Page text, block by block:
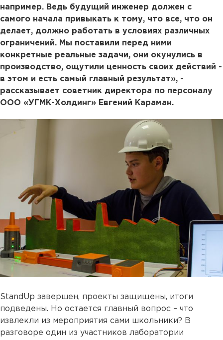
например. Ведь будущий инженер должен с
самого начала привыкать к тому, что все, что он
делает, должно работать в условиях различных
ограничений. Мы поставили перед ними
конкретные реальные задачи, они окунулись в
производство, ощутили ценность своих действий -
в этом и есть самый главный результат», -
рассказывает советник директора по персоналу
ООО «УГМК-Холдинг» Евгений Караман.
StandUp завершен, проекты защищены, итоги
подведены. Но остается главный вопрос – что
извлекли из мероприятия сами школьники? В
разговоре один из участников лаборатории